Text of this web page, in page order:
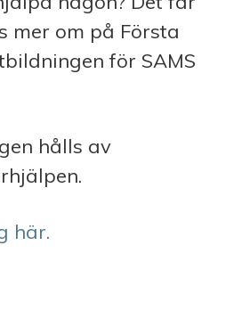
mer om på Första
för SAMS
hålls av
här.